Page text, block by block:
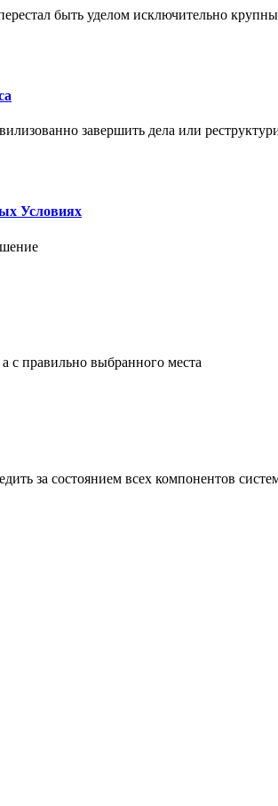
быть уделом исключительно
завершить дела или
Условиях
с правильно выбранного места
за состоянием всех компонентов